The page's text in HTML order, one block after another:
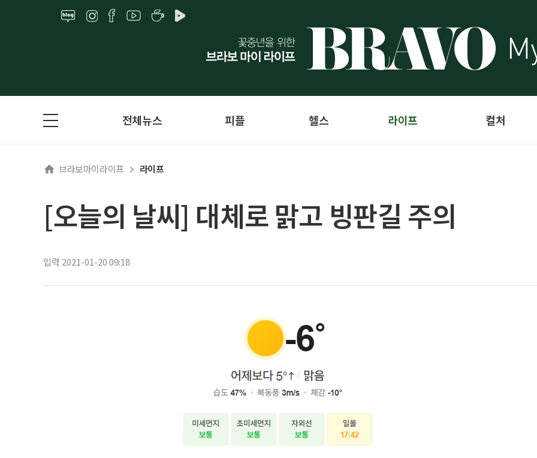
전체뉴스 피플 헬스 라이프 컬처
브라보마이라이프 라이프
[오늘의 날씨] 대체로 맑고 빙판길 주의
입력 2021-01-20 09:18